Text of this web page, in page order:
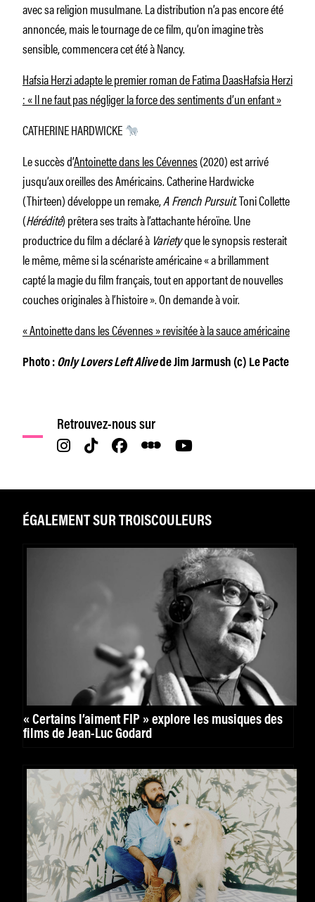
avec sa religion musulmane. La distribution n’a pas encore été
annoncée, mais le tournage de ce film, qu’on imagine très
sensible, commencera cet été à Nancy.
Hafsia Herzi adapte le premier roman de Fatima DaasHafsia Herzi
: « Il ne faut pas négliger la force des sentiments d’un enfant »
CATHERINE HARDWICKE
Le succès d’Antoinette dans les Cévennes(2020) est arrivé
jusqu’aux oreilles des Américains. Catherine Hardwicke
(Thirteen) développe un remake,A French Pursuit. Toni Collette
(Hérédité) prêtera ses traits à l’attachante héroïne. Une
productrice du film a déclaré à Varietyque le synopsis resterait
le même, même si la scénariste américaine « a brillamment
capté la magie du film français, tout en apportant de nouvelles
couches originales à l’histoire ». On demande à voir.
« Antoinette dans les Cévennes » revisitée à la sauce américaine
Photo : Only Lovers Left Alivede Jim Jarmush (c) Le Pacte
Retrouvez-nous sur
ÉGALEMENT SUR TROISCOULEURS
« Certains l’aiment FIP » explore les musiques des
films de Jean-Luc Godard